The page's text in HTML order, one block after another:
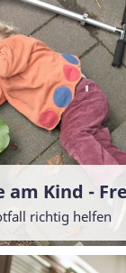
am Kind -
richtig helfen